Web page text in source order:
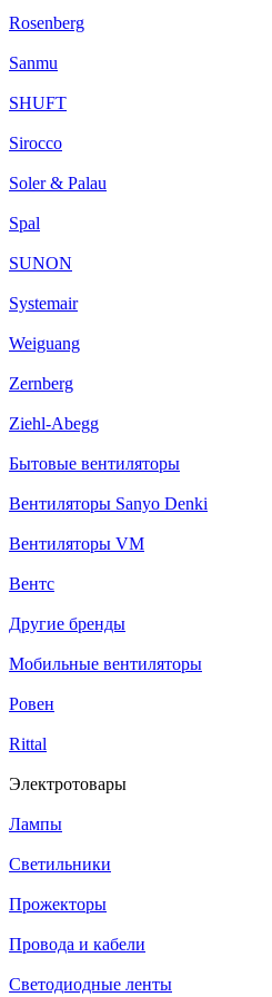
Rosenberg
Sanmu
SHUFT
Sirocco
Soler & Palau
Spal
SUNON
Systemair
Weiguang
Zernberg
Ziehl-Abegg
Бытовые вентиляторы
Вентиляторы Sanyo Denki
Вентиляторы VM
Вентс
Другие бренды
Мобильные вентиляторы
Ровен
Rittal
Электротовары
Лампы
Светильники
Прожекторы
Провода и кабели
Светодиодные ленты